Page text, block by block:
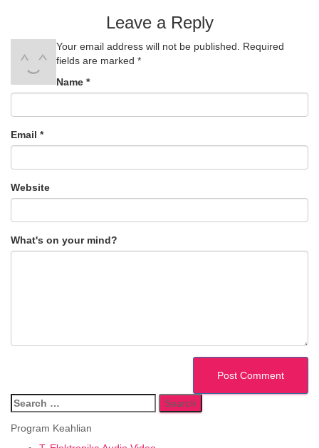
Leave a Reply
Your email address will not be published.
Required
fields are marked *
Name *
Email *
Website
What's on your mind?
Search
for:
Program Keahlian